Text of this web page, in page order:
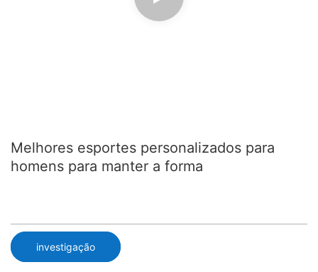
Melhores esportes personalizados para
homens para manter a forma
investigação